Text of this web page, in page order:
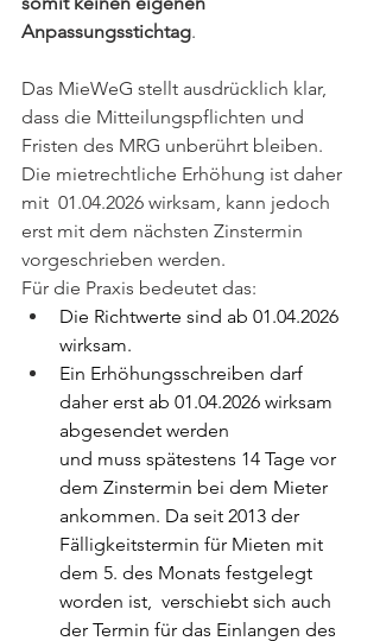
Anpassungsstichtag.
Das MieWeG stellt ausdrücklich klar,
dass die Mitteilungspflichten und
Fristen des MRG unberührt bleiben.
Die mietrechtliche Erhöhung ist daher
mit  01.04.2026 wirksam, kann jedoch
erst mit dem nächsten Zinstermin
vorgeschrieben werden.
Für die Praxis bedeutet das:
Die Richtwerte sind ab 01.04.2026
wirksam.
Ein Erhöhungsschreiben darf
daher erst ab 01.04.2026 wirksam
abgesendet werden
und muss spätestens 14 Tage vor
dem Zinstermin bei dem Mieter
ankommen. Da seit 2013 der
Fälligkeitstermin für Mieten mit
dem 5. des Monats festgelegt
worden ist,  verschiebt sich auch
der Termin für das Einlangen des